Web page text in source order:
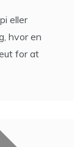
eller
hvor en
for at